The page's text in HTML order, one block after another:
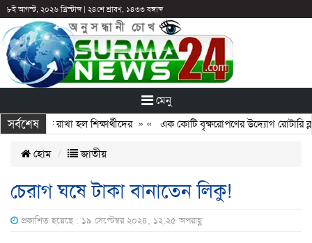
৮ই আগস্ট, ২০২৬ খ্রিস্টাব্দ| ২৪শে শ্রাবণ, ১৪৩৩ বঙ্গাব্দ
মেনু
সর্বশেষ
আটকে রাখা হল শিক্ষার্থীদের» «এক কোটি বৃক্ষরোপণের উদ্যোগ রোটারি
হোম জাতীয়
চেরাগ ঘষে টাকা বানাতেন লিকু!
প্রকাশিত হয়েছে : ১৯ সেপ্টেম্বর ২০২৪, ১২:২৫ অপরাহ্ণ